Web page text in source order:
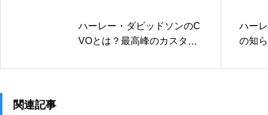
ハーレー・ダビッドソンのC
VOとは？最高峰のカスタム
ハー
の知
関連記事